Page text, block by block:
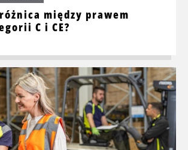
między prawem
C i CE?